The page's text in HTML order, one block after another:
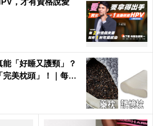
，才有資格說愛
能「好睡又護頸」？
完美枕頭」！｜每日